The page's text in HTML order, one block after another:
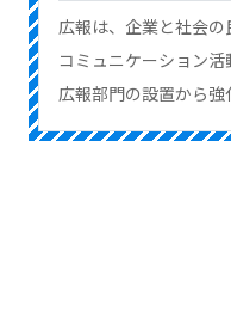
広報は、企業と社会
コミュニケーション活
広報部門の設置から強